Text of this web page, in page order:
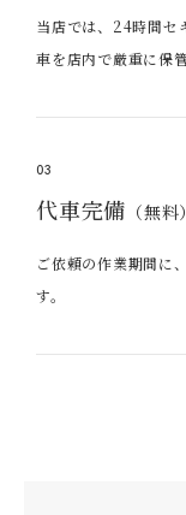
当店では、24時間セ
車を店内で厳重に保
03
代車完備 （無料）
ご依頼の作業期間に
す。